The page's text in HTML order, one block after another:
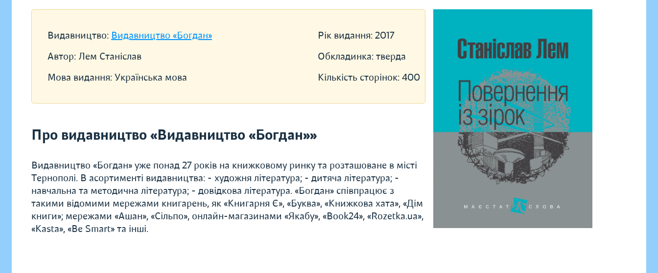
Видавництво: Видавництво «Богдан»
Автор: Лем Станіслав
Мова видання: Українська мова
Рік видання: 2017
Обкладинка: тверда
Кількість сторінок: 400
Про видавництво «Видавництво «Богдан»»
Видавництво «Богдан» уже понад 27 років на книжковому ринку та розташоване в місті
Тернополі. В асортименті видавництва: - художня література; - дитяча література; -
навчальна та методична література; - довідкова література. «Богдан» співпрацює з
такими відомими мережами книгарень, як «Книгарня Є», «Буква», «Книжкова хата», «Дім
книги»; мережами «Ашан», «Сільпо», онлайн-магазинами «Якабу», «Book24», «Rozetka.ua»,
«Kasta», «Be Smart» та інші.